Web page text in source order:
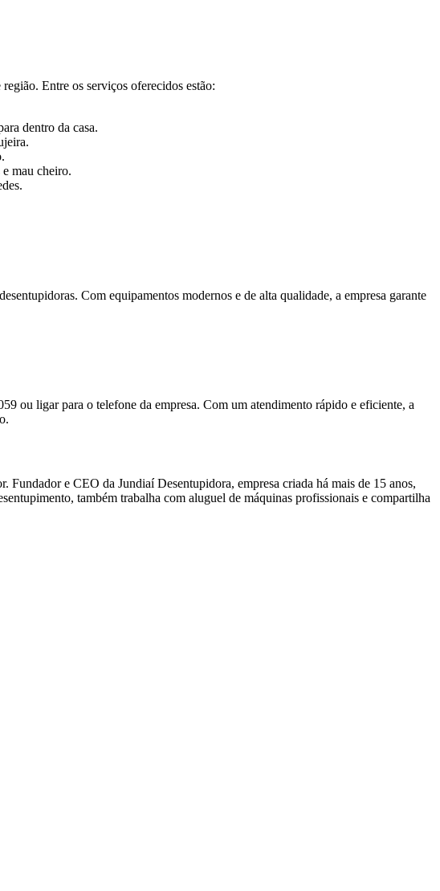
Entre os serviços oferecidos estão:
dentro da casa.
mau cheiro.
Com equipamentos modernos e de alta qualidade, a empresa garante
ou ligar para o telefone da empresa. Com um atendimento rápido e eficiente, a
e CEO da Jundiaí Desentupidora, empresa criada há mais de 15 anos,
também trabalha com aluguel de máquinas profissionais e compartilha